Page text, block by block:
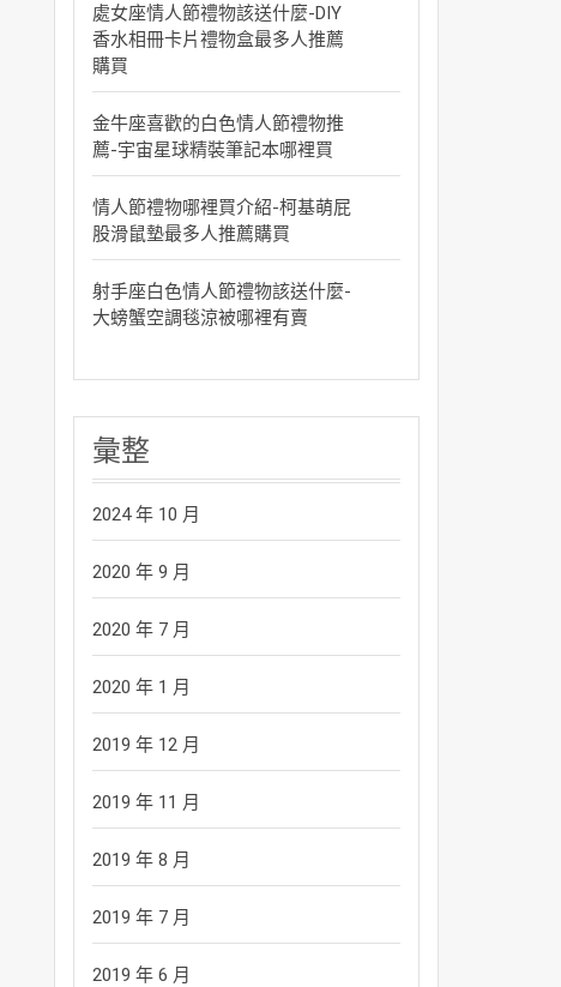
處女座情人節禮物該送什麼-DIY
香水相冊卡片禮物盒最多人推薦
購買
金牛座喜歡的白色情人節禮物推
薦-宇宙星球精裝筆記本哪裡買
情人節禮物哪裡買介紹-柯基萌屁
股滑鼠墊最多人推薦購買
射手座白色情人節禮物該送什麼-
大螃蟹空調毯涼被哪裡有賣
彙整
2024 年 10 月
2020 年 9 月
2020 年 7 月
2020 年 1 月
2019 年 12 月
2019 年 11 月
2019 年 8 月
2019 年 7 月
2019 年 6 月